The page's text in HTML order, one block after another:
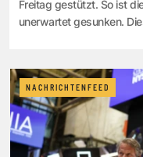
Freitag gestützt. So ist
unerwartet gesunken.
NACHRICHTENFEED